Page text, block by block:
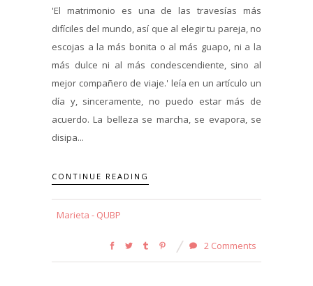
'El matrimonio es una de las travesías más
difíciles del mundo, así que al elegir tu pareja, no
escojas a la más bonita o al más guapo, ni a la
más dulce ni al más condescendiente, sino al
mejor compañero de viaje.' leía en un artículo un
día y, sinceramente, no puedo estar más de
acuerdo. La belleza se marcha, se evapora, se
disipa...
CONTINUE READING
Marieta - QUBP
2 Comments